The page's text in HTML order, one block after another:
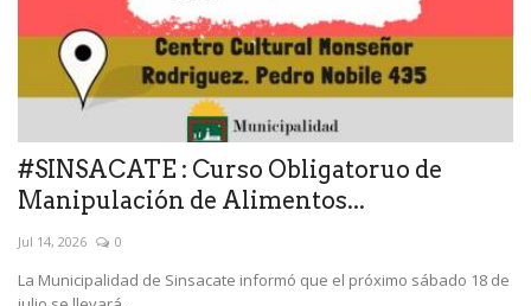
#SINSACATE : Curso Obligatoruo de
Manipulación de Alimentos...
Jul 14, 2026 0
La Municipalidad de Sinsacate informó que el próximo sábado 18 de